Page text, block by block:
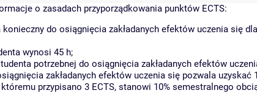
o zasadach przyporządkowania punktów ECTS:
do osiągnięcia zakładanych efektów uczenia się
wynosi 45 h;
potrzebnej do osiągnięcia zakładanych efektów
zakładanych efektów uczenia się pozwala uzyskać
przypisano 3 ECTS, stanowi 10% semestralnego